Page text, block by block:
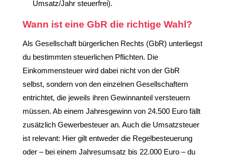
Umsatz/Jahr steuerfrei).
Wann ist eine GbR die richtige Wahl?
Als Gesellschaft bürgerlichen Rechts (GbR) unterliegst
du bestimmten steuerlichen Pflichten. Die
Einkommensteuer wird dabei nicht von der GbR
selbst, sondern von den einzelnen Gesellschaftern
entrichtet, die jeweils ihren Gewinnanteil versteuern
müssen. Ab einem Jahresgewinn von 24.500 Euro fällt
zusätzlich Gewerbesteuer an. Auch die Umsatzsteuer
ist relevant: Hier gilt entweder die Regelbesteuerung
oder – bei einem Jahresumsatz bis 22.000 Euro – du